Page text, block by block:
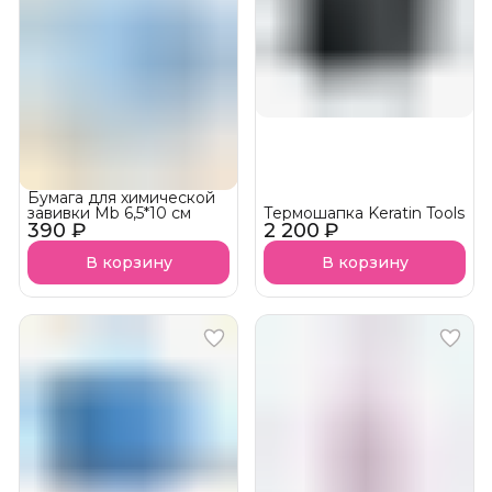
390 ₽
Бумага для химической
завивки Mb 6,5*10 см
В корзину
2 200 ₽
Термошапка Keratin Tools
В корзину